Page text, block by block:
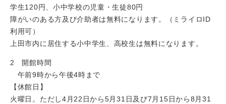
学生120円、小中学校の児童・生徒80円
障がいのある方及び介助者は無料になります。（ミライロID
利用可）
上田市内に居住する小中学生、高校生は無料になります。
2 開館時間
午前9時から午後4時まで
【休館日】
火曜日。ただし4月22日から5月31日及び7月15日から8月31